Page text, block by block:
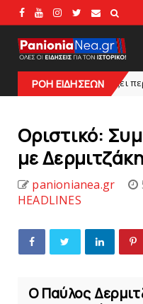
ΡΟΗ ΕΙΔΗΣΕΩΝ
αξίζει περισσότερο από κάθε
Oριστικό:
με
panionianea.gr
HEADLINES
Ο Παύλος